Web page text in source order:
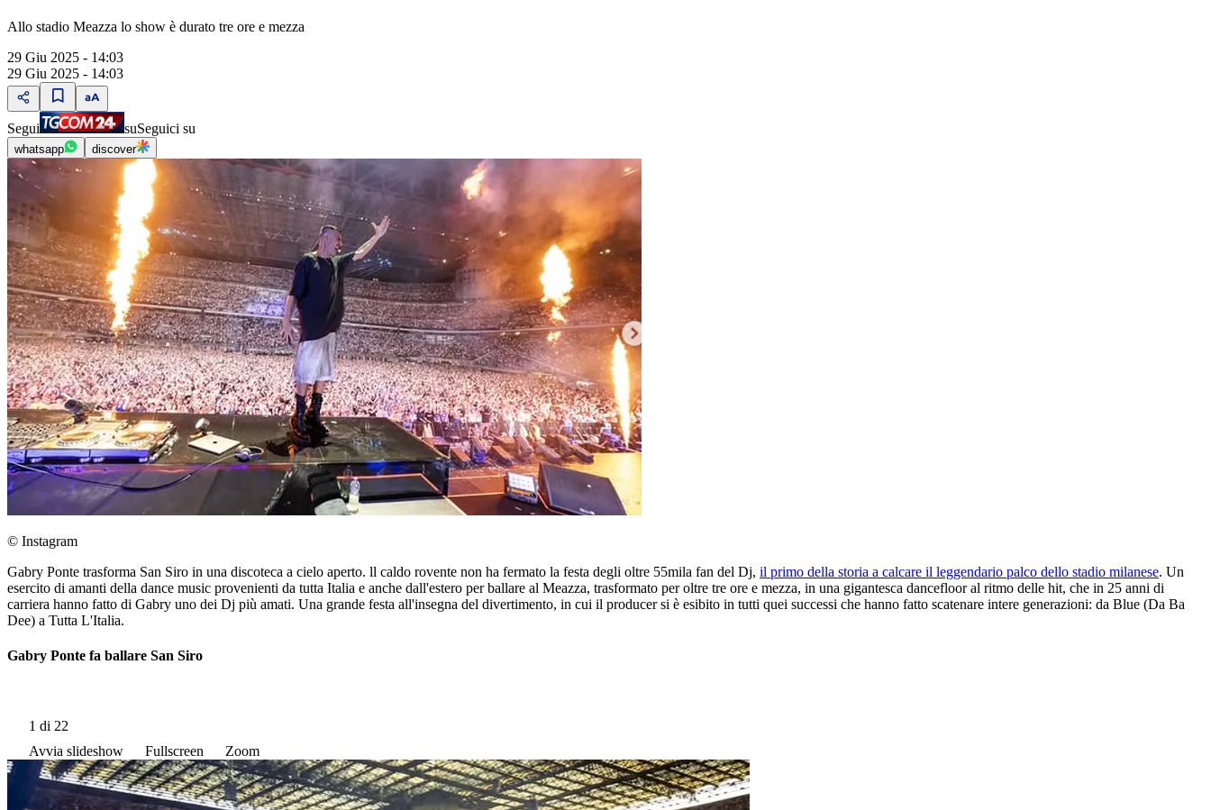
Allo stadio Meazza lo show è durato tre ore e mezza
29 Giu 2025 - 14:03
29 Giu 2025 - 14:03
Segui suSeguici su
whatsapp discover
© Instagram
Gabry Ponte trasforma San Siro in una discoteca a cielo aperto. ll caldo rovente non ha fermato la festa degli oltre 55mila fan del Dj, il primo della storia a calcare il leggendario palco dello stadio milanese. Un
esercito di amanti della dance music provenienti da tutta Italia e anche dall'estero per ballare al Meazza, trasformato per oltre tre ore e mezza, in una gigantesca dancefloor al ritmo delle hit, che in 25 anni di
carriera hanno fatto di Gabry uno dei Dj più amati. Una grande festa all'insegna del divertimento, in cui il producer si è esibito in tutti quei successi che hanno fatto scatenare intere generazioni: da Blue (Da Ba
Dee) a Tutta L'Italia.
Gabry Ponte fa ballare San Siro
1 di 22
Avvia slideshow
Fullscreen Zoom